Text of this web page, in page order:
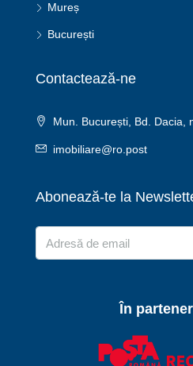
Mureș
București
Contactează-ne
Mun. București, Bd. Dacia,
imobiliare@ro.post
Abonează-te la
În